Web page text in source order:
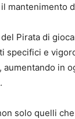
mantenimento
del Pirata di
specifici e
aumentando in
solo quelli